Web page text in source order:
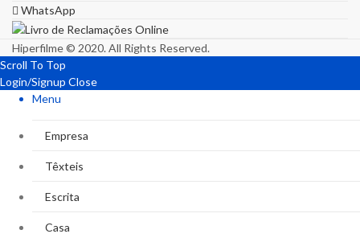
WhatsApp
Hiperfilme © 2020. All Rights Reserved.
Scroll To Top
Login/Signup Close
Menu
Empresa
Têxteis
Escrita
Casa